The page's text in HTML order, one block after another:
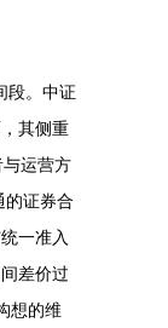
段。中证
其侧重
运营方
的证券合
一准入
差价过
想的维